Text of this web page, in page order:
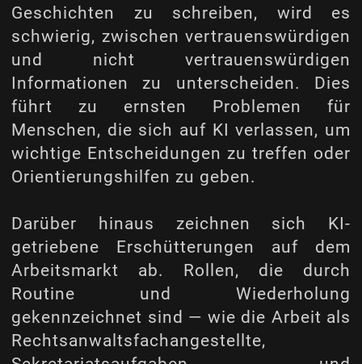
Geschichten zu schreiben, wird es
schwierig, zwischen vertrauenswürdigen
und nicht vertrauenswürdigen
Informationen zu unterscheiden. Dies
führt zu ernsten Problemen für
Menschen, die sich auf KI verlassen, um
wichtige Entscheidungen zu treffen oder
Orientierungshilfen zu geben.
Darüber hinaus zeichnen sich KI-
getriebene Erschütterungen auf dem
Arbeitsmarkt ab. Rollen, die durch
Routine und Wiederholung
gekennzeichnet sind — wie die Arbeit als
Rechtsanwaltsfachangestellte,